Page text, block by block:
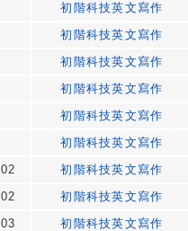
初階科技英文寫作
初階科技英文寫作
初階科技英文寫作
初階科技英文寫作
初階科技英文寫作
初階科技英文寫作
02 初階科技英文寫作
02 初階科技英文寫作
03 初階科技英文寫作